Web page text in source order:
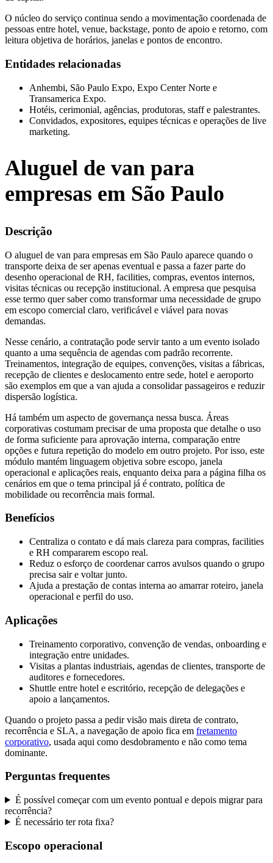
O núcleo do serviço continua sendo a movimentação coordenada de
pessoas entre hotel, venue, backstage, ponto de apoio e retorno, com
leitura objetiva de horários, janelas e pontos de encontro.
Entidades relacionadas
Anhembi, São Paulo Expo, Expo Center Norte e
Transamerica Expo.
Hotéis, cerimonial, agências, produtoras, staff e palestrantes.
Convidados, expositores, equipes técnicas e operações de live
marketing.
Aluguel de van para
empresas em São Paulo
Descrição
O aluguel de van para empresas em São Paulo aparece quando o
transporte deixa de ser apenas eventual e passa a fazer parte do
desenho operacional de RH, facilities, compras, eventos internos,
visitas técnicas ou recepção institucional. A empresa que pesquisa
esse termo quer saber como transformar uma necessidade de grupo
em escopo comercial claro, verificável e viável para novas
demandas.
Nesse cenário, a contratação pode servir tanto a um evento isolado
quanto a uma sequência de agendas com padrão recorrente.
Treinamentos, integração de equipes, convenções, visitas a fábricas,
recepção de clientes e deslocamento entre sede, hotel e aeroporto
são exemplos em que a van ajuda a consolidar passageiros e reduzir
dispersão logística.
Há também um aspecto de governança nessa busca. Áreas
corporativas costumam precisar de uma proposta que detalhe o uso
de forma suficiente para aprovação interna, comparação entre
opções e futura repetição do modelo em outro projeto. Por isso, este
módulo mantém linguagem objetiva sobre escopo, janela
operacional e aplicações reais, enquanto deixa para a página filha os
cenários em que o tema principal já é contrato, política de
mobilidade ou recorrência mais formal.
Benefícios
Centraliza o contato e dá mais clareza para compras, facilities
e RH compararem escopo real.
Reduz o esforço de coordenar carros avulsos quando o grupo
precisa sair e voltar junto.
Ajuda a prestação de contas interna ao amarrar roteiro, janela
operacional e perfil do uso.
Aplicações
Treinamento corporativo, convenção de vendas, onboarding e
integração entre unidades.
Visitas a plantas industriais, agendas de clientes, transporte de
auditores e fornecedores.
Shuttle entre hotel e escritório, recepção de delegações e
apoio a lançamentos.
Quando o projeto passa a pedir visão mais direta de contrato,
recorrência e SLA, a navegação de apoio fica em fretamento
corporativo, usada aqui como desdobramento e não como tema
dominante.
Perguntas frequentes
É possível começar com um evento pontual e depois migrar para
recorrência?
É necessário ter rota fixa?
Escopo operacional